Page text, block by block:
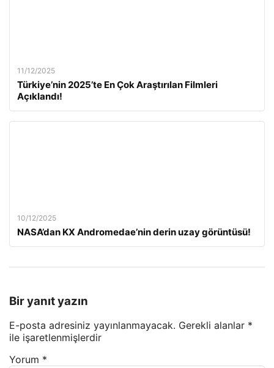
11/12/2025
Türkiye’nin 2025’te En Çok Araştırılan Filmleri
Açıklandı!
10/12/2025
NASA’dan KX Andromedae’nin derin uzay görüntüsü!
Bir yanıt yazın
E-posta adresiniz yayınlanmayacak. Gerekli alanlar *
ile işaretlenmişlerdir
Yorum *